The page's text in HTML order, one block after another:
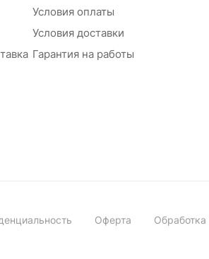
Условия оплаты
Условия доставки
Гарантия на работы
Оферта